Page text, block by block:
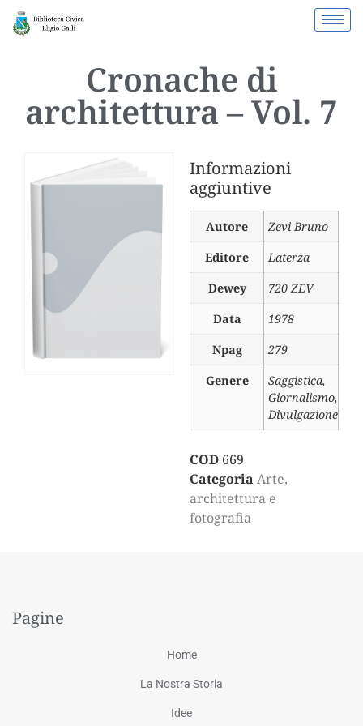
Cronache di
architettura – Vol. 7
Informazioni
aggiuntive
Autore
Zevi Bruno
Editore
Laterza
Dewey
720 ZEV
Data
1978
Npag
279
Genere
Saggistica,
Giornalismo,
Divulgazione
COD 669
Categoria Arte,
architettura e
fotografia
Pagine
Home
La Nostra Storia
Idee